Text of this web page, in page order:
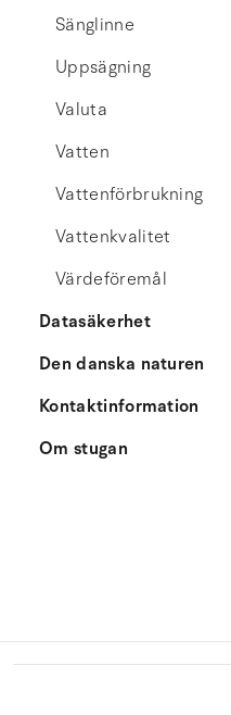
Sänglinne
Uppsägning
Valuta
Vatten
Vattenförbrukning
Vattenkvalitet
Värdeföremål
Datasäkerhet
Den danska naturen
Kontaktinformation
Om stugan